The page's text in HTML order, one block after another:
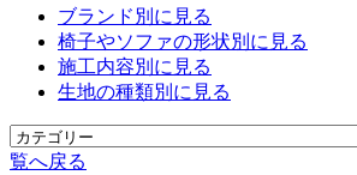
ブランド別に見る
椅子やソファの形状別に見る
施工内容別に見る
生地の種類別に見る
覧へ戻る